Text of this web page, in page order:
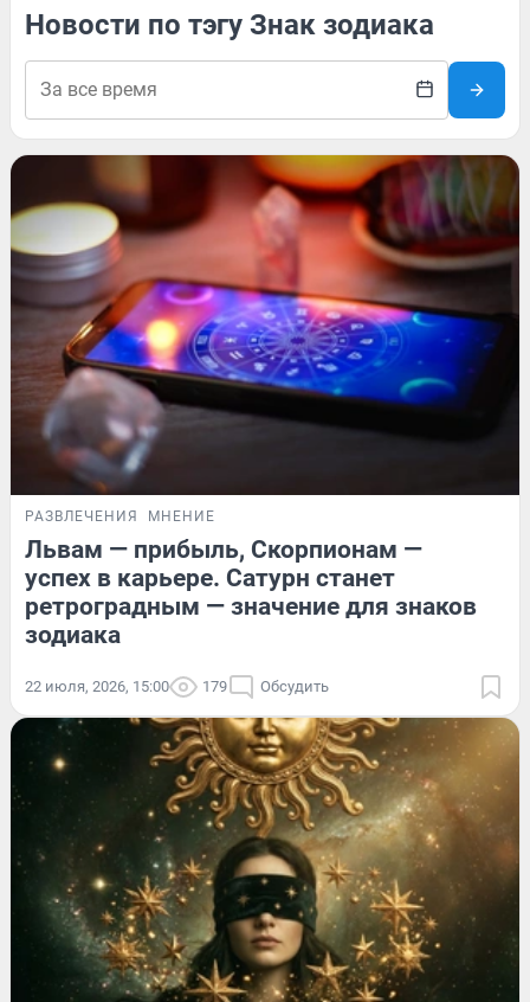
Новости по тэгу Знак зодиака
РАЗВЛЕЧЕНИЯ МНЕНИЕ
Львам — прибыль, Скорпионам —
успех в карьере. Сатурн станет
ретроградным — значение для знаков
зодиака
22 июля, 2026, 15:00 179 Обсудить